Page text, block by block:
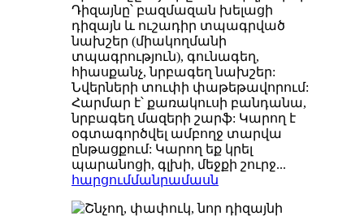
Դիզայնը՝ բազմազան խելացի
դիզայն և ուշադիր տպագրված
նախշեր (միակողմանի
տպագրություն), գունագեղ,
հիասքանչ, նրբագեղ նախշեր:
Նվերների տուփի փաթեթավորում:
Հարմար է՝ քառակուսի բանդանա,
նրբագեղ մազերի շարֆ: Կարող է
օգտագործվել ամբողջ տարվա
ընթացքում: Կարող եք կրել
պարանոցի, գլխի, մեջքի շուրջ...
հարցումմանրամասն